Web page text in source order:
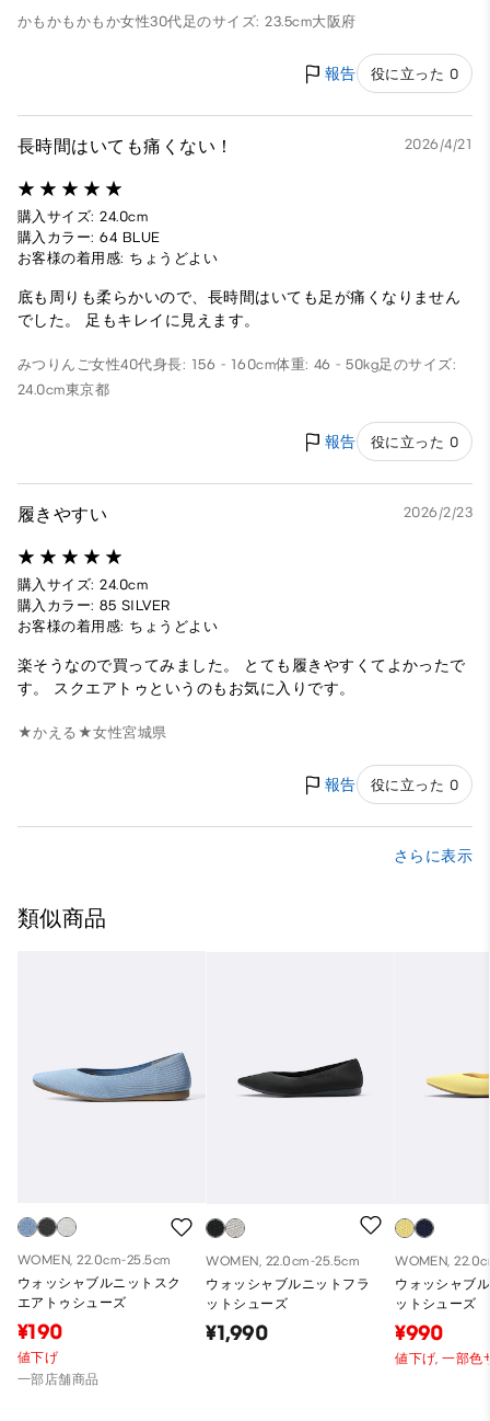
かもかもかもか女性30代足のサイズ: 23.5cm大阪府
報告 役に立った 0
長時間はいても痛くない！ 2026/4/21
購入サイズ: 24.0cm
購入カラー: 64 BLUE
お客様の着用感: ちょうどよい
底も周りも柔らかいので、長時間はいても足が痛くなりません
でした。 足もキレイに見えます。
みつりんご女性40代身長: 156 - 160cm体重: 46 - 50kg足のサイズ:
24.0cm東京都
報告 役に立った 0
履きやすい 2026/2/23
購入サイズ: 24.0cm
購入カラー: 85 SILVER
お客様の着用感: ちょうどよい
楽そうなので買ってみました。 とても履きやすくてよかったで
す。 スクエアトゥというのもお気に入りです。
★かえる★女性宮城県
報告 役に立った 0
さらに表示
類似商品
WOMEN, 22.0cm-25.5cm
ウォッシャブルニットスク
エアトゥシューズ
¥190
値下げ
一部店舗商品
WOMEN, 22.0cm-25.5cm
ウォッシャブルニットフラ
ットシューズ
¥1,990
WOMEN,
ウォッシャブ
ットシューズ
¥990
値下げ,一部色